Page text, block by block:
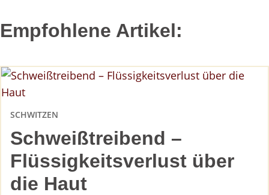
Empfohlene Artikel:
Schweißtreibend –
Flüssigkeitsverlust über
die Haut
SCHWITZEN